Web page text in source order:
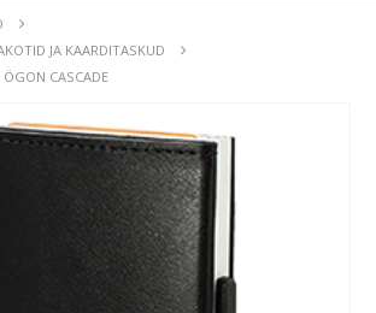
JA KAARDITASKUD
CASCADE